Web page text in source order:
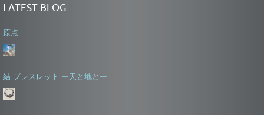
LATEST BLOG
原点
結 ブレスレット ー天と地とー